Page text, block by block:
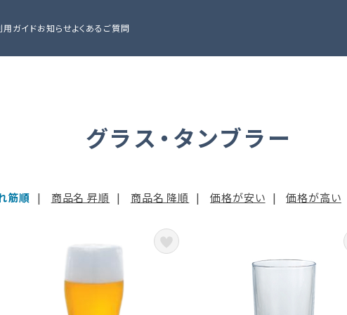
用ガイドお知らせよくあるご質問
グラス・タンブラー
筋順 | 商品名 昇順 | 商品名 降順 | 価格が安い | 価格が高い